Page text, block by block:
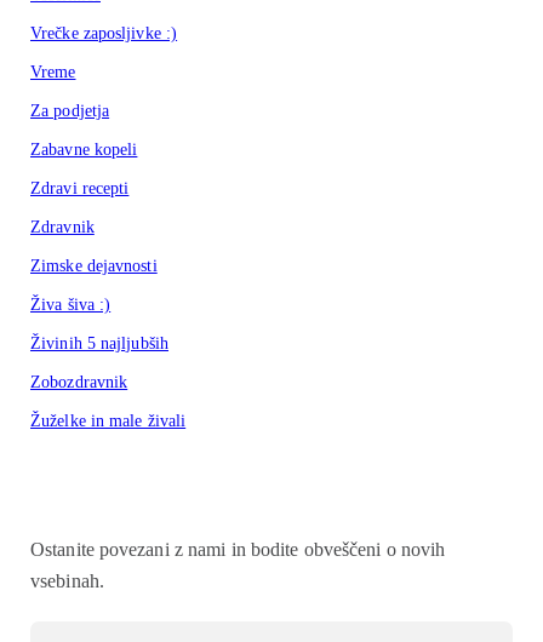
Vrečke zaposljivke :)
Vreme
Za podjetja
Zabavne kopeli
Zdravi recepti
Zdravnik
Zimske dejavnosti
Živa šiva :)
Živinih 5 najljubših
Zobozdravnik
Žuželke in male živali
Ostanite povezani z nami in bodite obveščeni o novih
vsebinah.